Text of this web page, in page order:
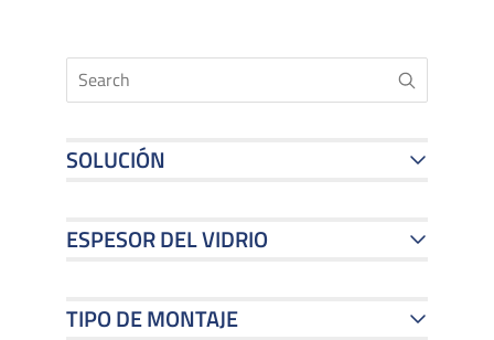
SOLUCIÓN
ESPESOR DEL VIDRIO
TIPO DE MONTAJE